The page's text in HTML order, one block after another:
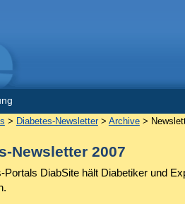
> Diabetes-Newsletter> Archive>
Newsletter 2007
DiabSite hält Diabetiker und